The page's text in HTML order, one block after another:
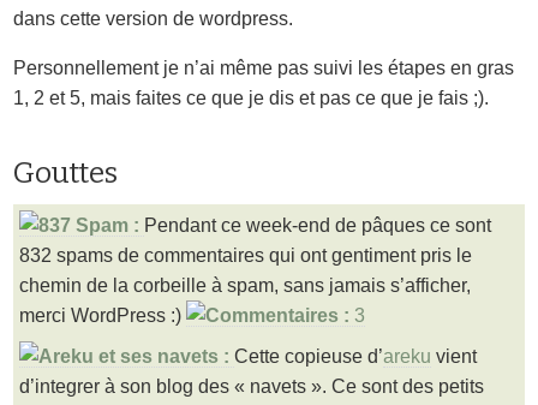
dans cette version de wordpress.
Personnellement je n’ai même pas suivi les étapes en gras
1, 2 et 5, mais faites ce que je dis et pas ce que je fais ;).
Gouttes
Pendant ce week-end de pâques ce sont
832 spams de commentaires qui ont gentiment pris le
chemin de la corbeille à spam, sans jamais s’afficher,
merci WordPress :)
3
Cette copieuse d’areku vient
d’integrer à son blog des « navets ». Ce sont des petits